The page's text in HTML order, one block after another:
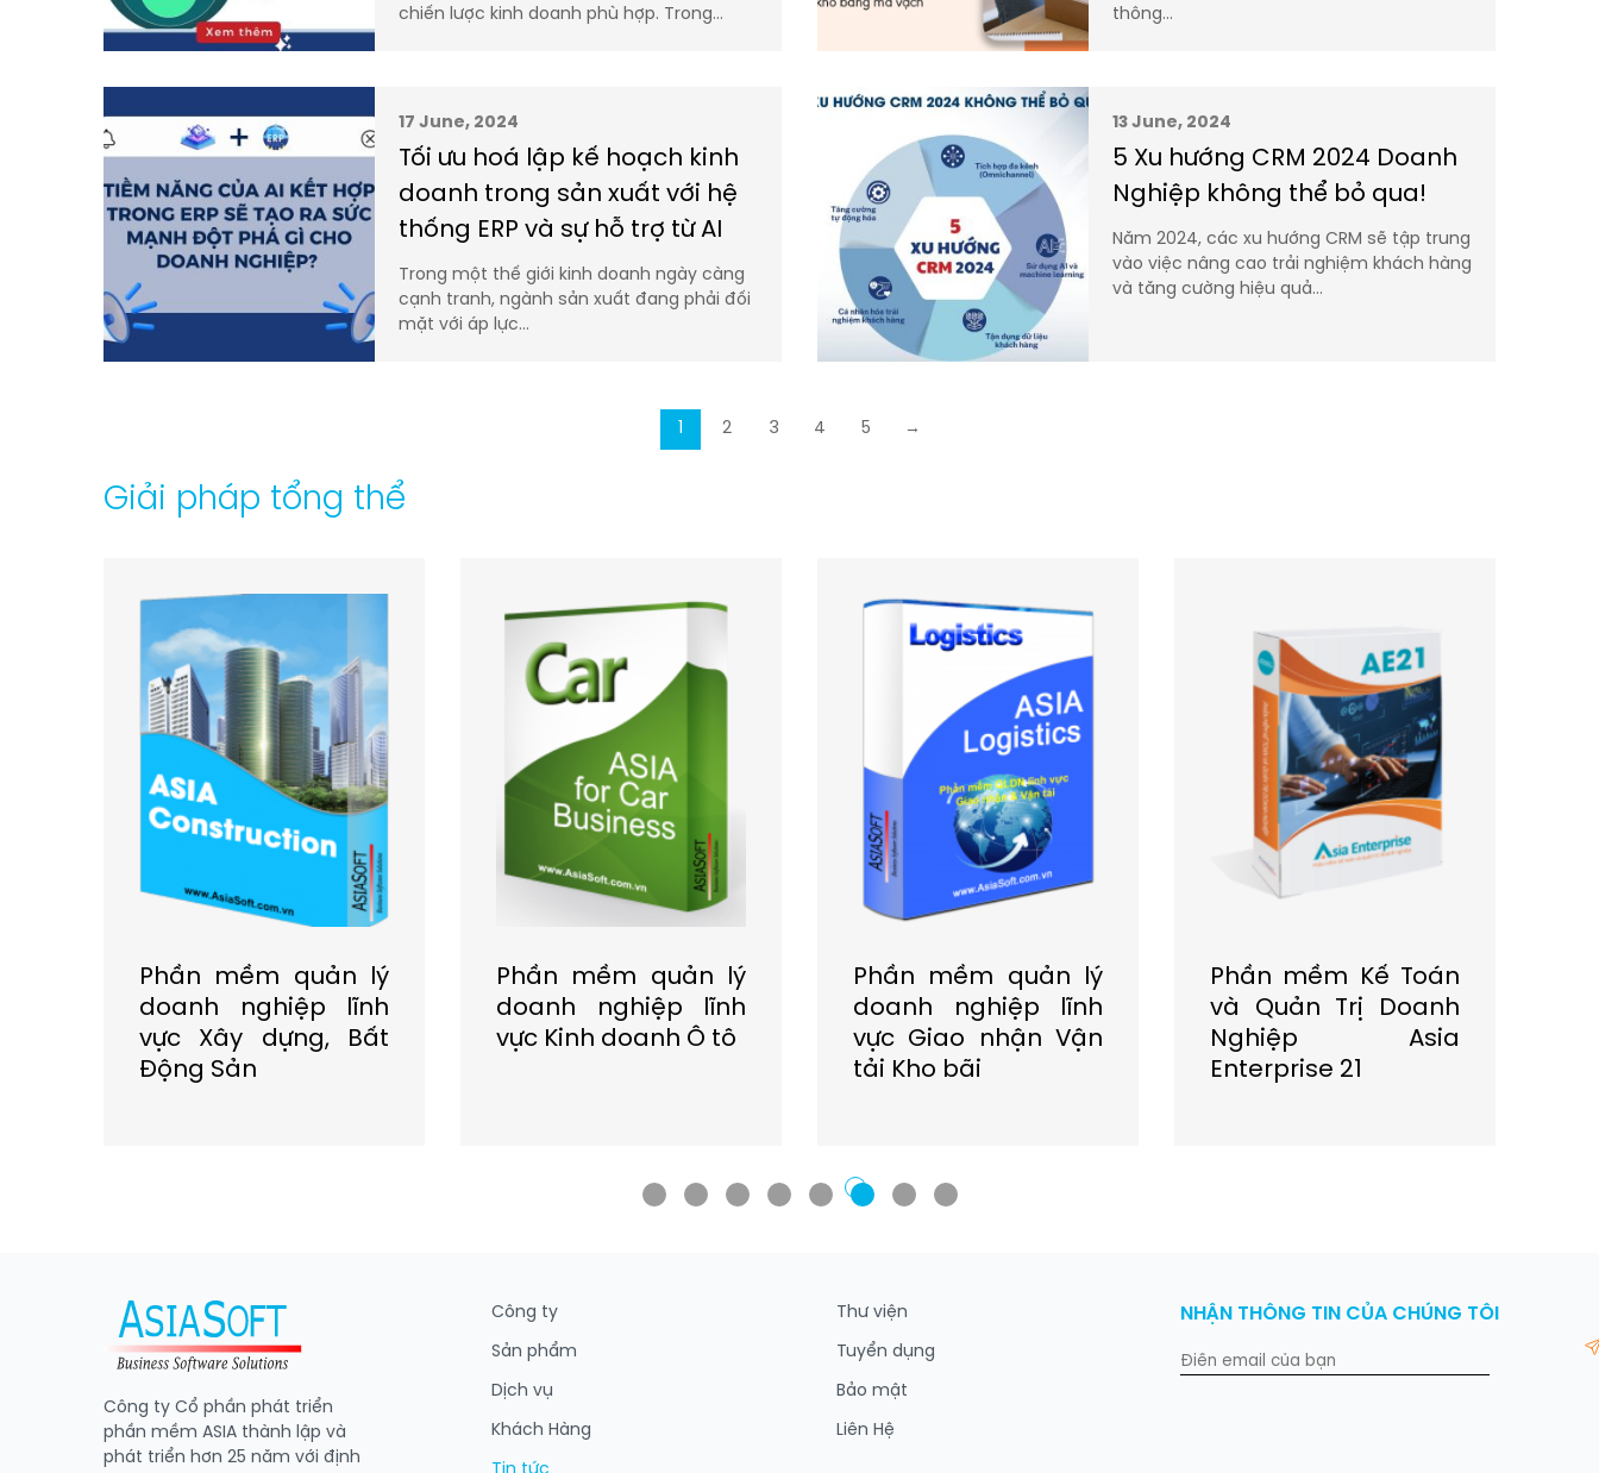
chiến lược kinh doanh phù hợp. Trong…
thông…
17 June, 2024
Tối ưu hoá lập kế hoạch kinh
doanh trong sản xuất với hệ
thống ERP và sự hỗ trợ từ AI
Trong một thế giới kinh doanh ngày càng
cạnh tranh, ngành sản xuất đang phải đối
mặt với áp lực…
13 June, 2024
5 Xu hướng CRM 2024 Doanh
Nghiệp không thể bỏ qua!
Năm 2024, các xu hướng CRM sẽ tập trung
vào việc nâng cao trải nghiệm khách hàng
và tăng cường hiệu quả…
1 2 3 4 5 →
Giải pháp tổng thể
Phần mềm quản lý
doanh nghiệp lĩnh
vực Xây dựng, Bất
Động Sản
Phần mềm quản lý
doanh nghiệp lĩnh
vực Kinh doanh Ô tô
Phần mềm quản lý
doanh nghiệp lĩnh
vực Giao nhận Vận
tải Kho bãi
Phần mềm Kế Toán
và Quản Trị Doanh
Nghiệp Asia
Enterprise 21
Công ty Cổ phần phát triển
phần mềm ASIA thành lập và
phát triển hơn 25 năm với định
Công ty
Sản phẩm
Dịch vụ
Khách Hàng
Thư viện
Tuyển dụng
Bảo mật
Liên Hệ
NHẬN THÔNG TIN CỦA CHÚNG TÔI